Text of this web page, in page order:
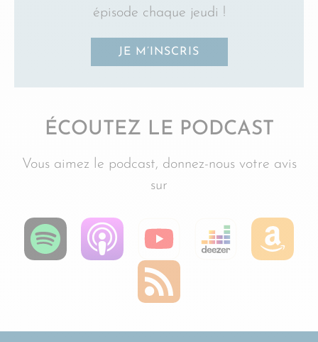
épisode chaque jeudi !
JE M’INSCRIS
ÉCOUTEZ LE PODCAST
Vous aimez le podcast, donnez-nous votre avis
sur